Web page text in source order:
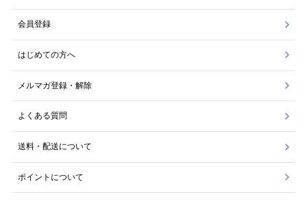
会員登録
はじめての方へ
メルマガ登録・解除
よくある質問
送料・配送について
ポイントについて